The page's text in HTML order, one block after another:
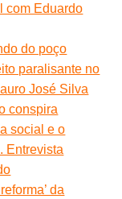
com Eduardo
do poço
paralisante no
José Silva
conspira
social e o
Entrevista
da